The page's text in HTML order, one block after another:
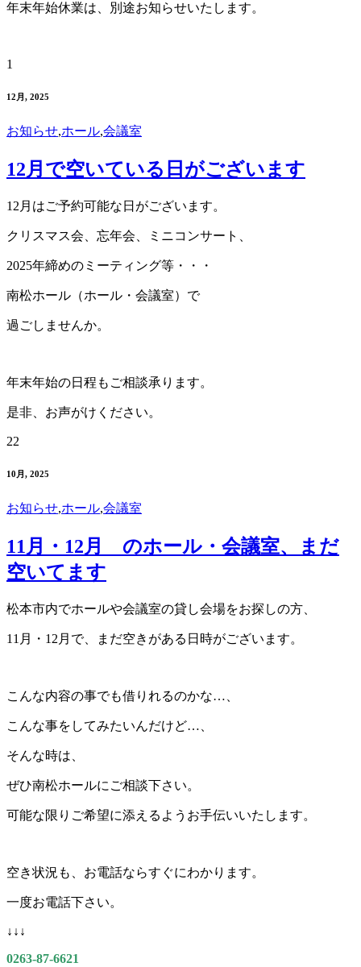
年末年始休業は、別途お知らせいたします。
1
12月, 2025
お知らせ,ホール,会議室
12月で空いている日がございます
12月はご予約可能な日がございます。
クリスマス会、忘年会、ミニコンサート、
2025年締めのミーティング等・・・
南松ホール（ホール・会議室）で
過ごしませんか。
年末年始の日程もご相談承ります。
是非、お声がけください。
22
10月, 2025
お知らせ,ホール,会議室
11月・12月 のホール・会議室、まだ
空いてます
松本市内でホールや会議室の貸し会場をお探しの方、
11月・12月で、まだ空きがある日時がございます。
こんな内容の事でも借りれるのかな…、
こんな事をしてみたいんだけど…、
そんな時は、
ぜひ南松ホールにご相談下さい。
可能な限りご希望に添えるようお手伝いいたします。
空き状況も、お電話ならすぐにわかります。
一度お電話下さい。
↓↓↓
0263-87-6621